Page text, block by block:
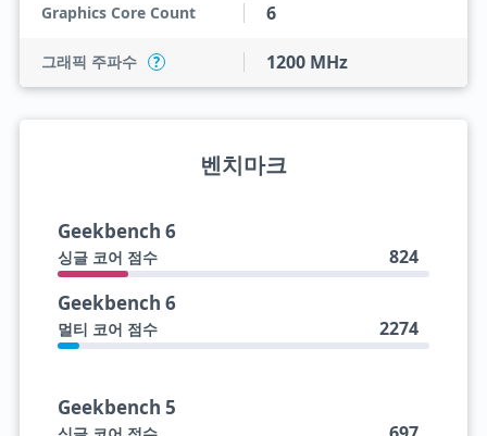
Graphics Core Count 6
그래픽 주파수 ? 1200 MHz
벤치마크
Geekbench 6
싱글 코어 점수 824
Geekbench 6
멀티 코어 점수 2274
Geekbench 5